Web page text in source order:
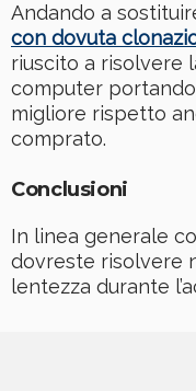
Andando a
con dovuta
riuscito a risolvere
computer
migliore rispetto
comprato.
Conclusioni
In linea generale
dovreste risolvere
lentezza durante